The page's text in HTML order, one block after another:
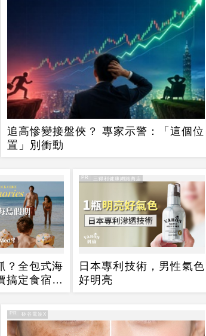
追高慘變接盤俠？ 專家示警：「這個位
置」別衝動
？全包式海
搞定食宿玩
心！
PR
日本專利技術，男性氣色
好明亮
PR・三得利健康網路商店
PR
PR・矽谷電波X